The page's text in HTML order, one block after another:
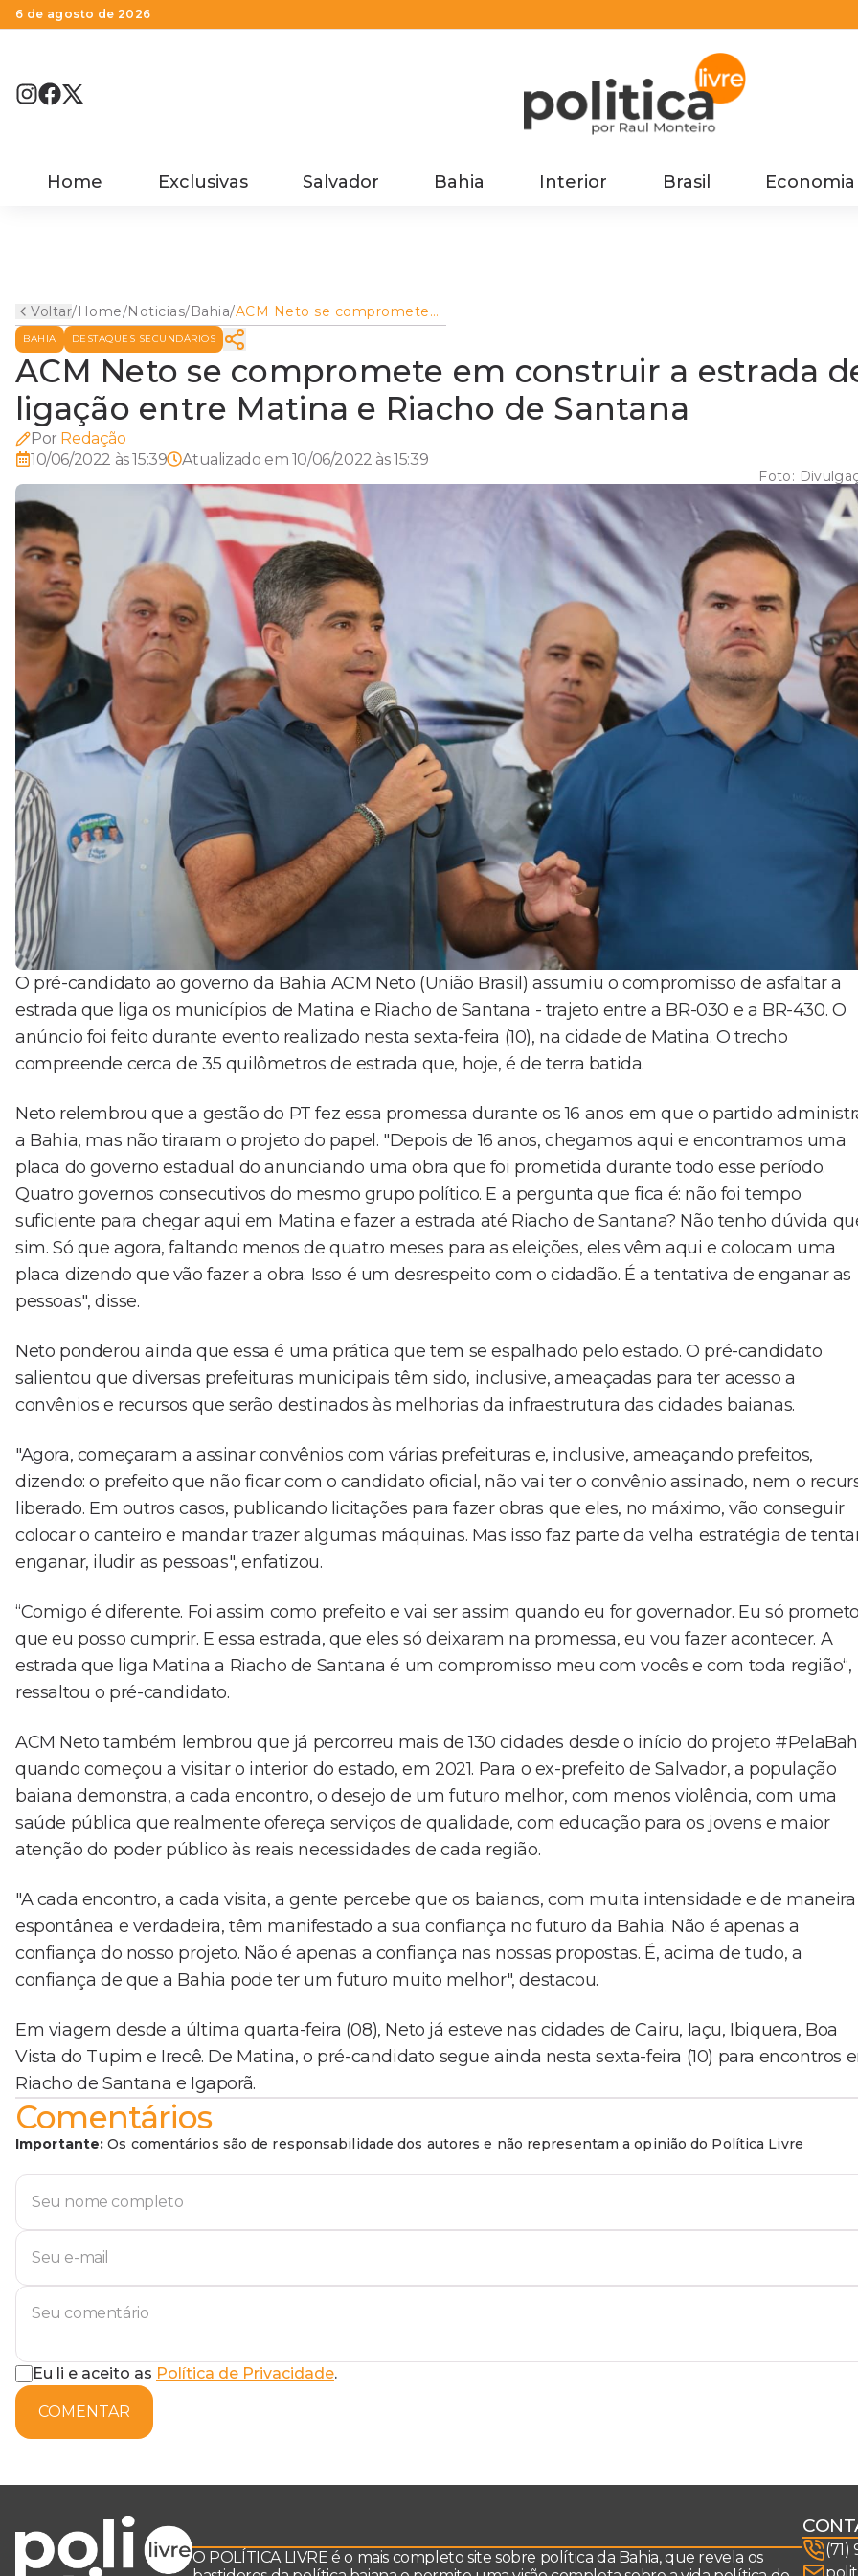
6 de agosto de 2026
Home Exclusivas Salvador Bahia Interior Brasil Economia
Voltar/Home/Noticias/Bahia/ACM Neto se compromete
em construir a estrada de
ligação entre Matina e
BAHIA DESTAQUES SECUNDÁRIOS
ACM Neto se compromete em construir a estrada
ligação entre Matina e Riacho de Santana
Por Redação
10/06/2022 às 15:39
Atualizado em 10/06/2022 às 15:39
Foto:
O pré-candidato ao governo da Bahia ACM Neto (União Brasil) assumiu o compromisso de asfaltar a
estrada que liga os municípios de Matina e Riacho de Santana - trajeto entre a BR-030 e a BR-430. O
anúncio foi feito durante evento realizado nesta sexta-feira (10), na cidade de Matina. O trecho
compreende cerca de 35 quilômetros de estrada que, hoje, é de terra batida.
Neto relembrou que a gestão do PT fez essa promessa durante os 16 anos em que o partido
a Bahia, mas não tiraram o projeto do papel. "Depois de 16 anos, chegamos aqui e encontramos uma
placa do governo estadual do anunciando uma obra que foi prometida durante todo esse período.
Quatro governos consecutivos do mesmo grupo político. E a pergunta que fica é: não foi tempo
suficiente para chegar aqui em Matina e fazer a estrada até Riacho de Santana? Não tenho dúvida
sim. Só que agora, faltando menos de quatro meses para as eleições, eles vêm aqui e colocam uma
placa dizendo que vão fazer a obra. Isso é um desrespeito com o cidadão. É a tentativa de enganar as
pessoas", disse.
Neto ponderou ainda que essa é uma prática que tem se espalhado pelo estado. O pré-candidato
salientou que diversas prefeituras municipais têm sido, inclusive, ameaçadas para ter acesso a
convênios e recursos que serão destinados às melhorias da infraestrutura das cidades baianas.
"Agora, começaram a assinar convênios com várias prefeituras e, inclusive, ameaçando prefeitos,
dizendo: o prefeito que não ficar com o candidato oficial, não vai ter o convênio assinado, nem o
liberado. Em outros casos, publicando licitações para fazer obras que eles, no máximo, vão conseguir
colocar o canteiro e mandar trazer algumas máquinas. Mas isso faz parte da velha estratégia de
enganar, iludir as pessoas", enfatizou.
“Comigo é diferente. Foi assim como prefeito e vai ser assim quando eu for governador. Eu só
que eu posso cumprir. E essa estrada, que eles só deixaram na promessa, eu vou fazer acontecer. A
estrada que liga Matina a Riacho de Santana é um compromisso meu com vocês e com toda região“,
ressaltou o pré-candidato.
ACM Neto também lembrou que já percorreu mais de 130 cidades desde o início do projeto
quando começou a visitar o interior do estado, em 2021. Para o ex-prefeito de Salvador, a população
baiana demonstra, a cada encontro, o desejo de um futuro melhor, com menos violência, com uma
saúde pública que realmente ofereça serviços de qualidade, com educação para os jovens e maior
atenção do poder público às reais necessidades de cada região.
"A cada encontro, a cada visita, a gente percebe que os baianos, com muita intensidade e de maneira
espontânea e verdadeira, têm manifestado a sua confiança no futuro da Bahia. Não é apenas a
confiança do nosso projeto. Não é apenas a confiança nas nossas propostas. É, acima de tudo, a
confiança de que a Bahia pode ter um futuro muito melhor", destacou.
Em viagem desde a última quarta-feira (08), Neto já esteve nas cidades de Cairu, Iaçu, Ibiquera, Boa
Vista do Tupim e Irecê. De Matina, o pré-candidato segue ainda nesta sexta-feira (10) para encontros
Riacho de Santana e Igaporã.
Comentários
Importante: Os comentários são de responsabilidade dos autores e não representam a opinião do Política Livre
Eu li e aceito as Política de Privacidade.
COMENTAR
O POLÍTICA LIVRE é o mais completo site sobre política da Bahia, que revela os
(71)